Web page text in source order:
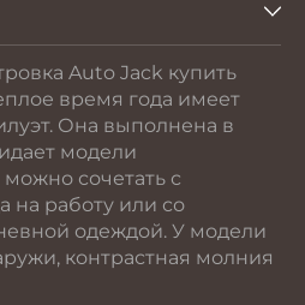
Auto Jack купить
время года имеет
Она выполнена в
модели
сочетать с
на работу или со
одеждой. У модели
контрастная молния